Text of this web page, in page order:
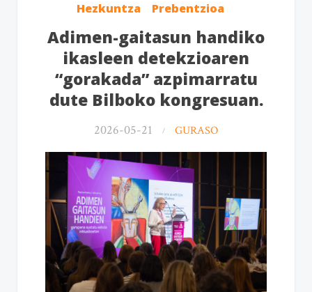
Hezkuntza Prebentzioa
Adimen-gaitasun handiko
ikasleen detekzioaren
“gorakada” azpimarratu
dute Bilboko kongresuan.
2026-05-21 GURASO